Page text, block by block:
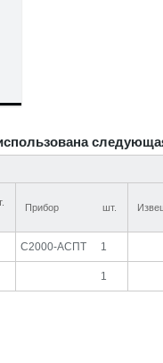
Прибор шт.
С2000-АСПТ 1
1